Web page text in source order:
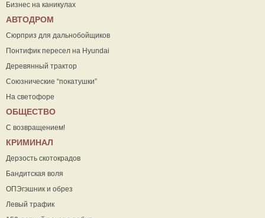
Бизнес на каникулах
АВТОДРОМ
Сюрприз для дальнобойщиков
Понтифик пересел на Hyundai
Деревянный трактор
Союзнические “покатушки”
На светофоре
ОБЩЕСТВО
С возвращением!
КРИМИНАЛ
Дерзость скотокрадов
Бандитская воля
ОПЭгэшник и обрез
Левый трафик